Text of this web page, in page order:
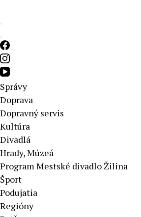
Správy
Doprava
Dopravný servis
Kultúra
Divadlá
Hrady, Múzeá
Program Mestské divadlo Žilina
Šport
Podujatia
Regióny